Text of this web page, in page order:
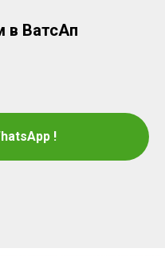
в ВатсАп
!